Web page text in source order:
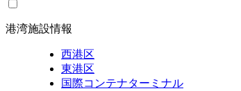
港湾施設情報
西港区
東港区
国際コンテナターミナル